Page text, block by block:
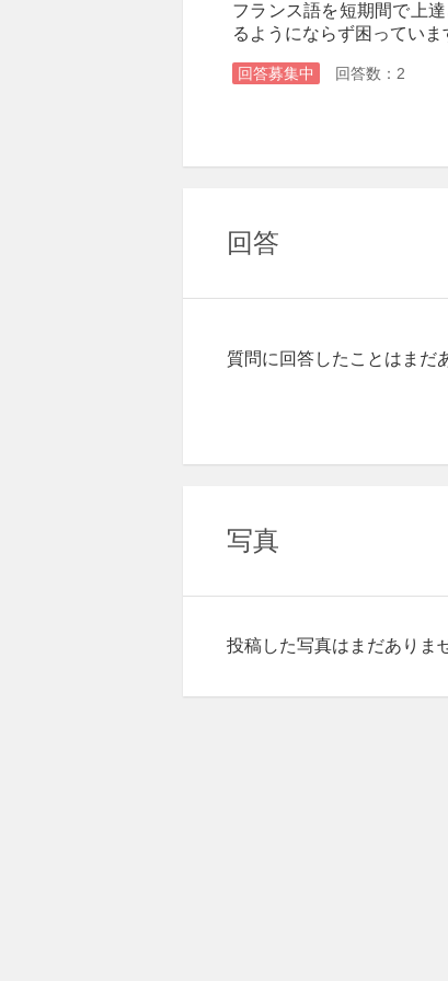
フランス語を短期間で上
るようにならず困っていま
回答募集中 回答数：2
回答
質問に回答したことはまだ
写真
投稿した写真はまだありま